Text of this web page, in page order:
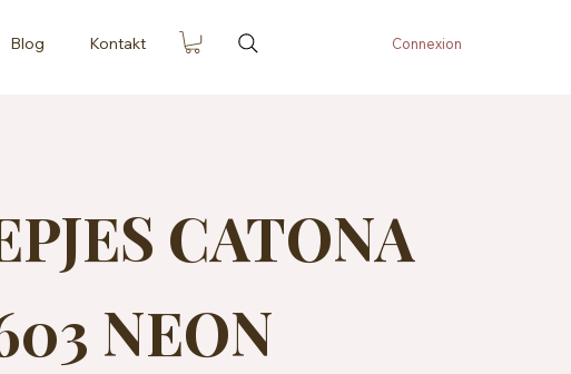
Blog Kontakt Connexion
CATONA
NEON